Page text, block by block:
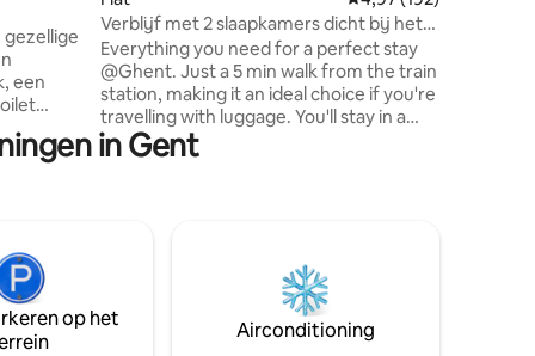
een
een
en
Verblijf met 2 slaapkamers dicht bij het
station (langetermijn)
Everything you need for a perfect stay
@Ghent. Just a 5 min walk from the train
station, making it an ideal choice if you're
travelling with luggage. You'll stay in a
quiet neighbourhood while enjoying
excellent connections to Bruges,
the Bijloke site, home to a former
monastery, the Museum and Stamcafé
for breakfast and coffee.
in Gent
op het
Airconditioning